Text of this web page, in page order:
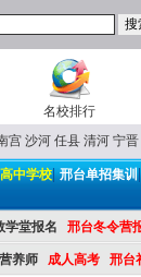
名校排行
宫 沙河 任县 清河 宁晋
中学校|邢台单招集训
学堂报名 邢台冬令营
养师 成人高考 邢台